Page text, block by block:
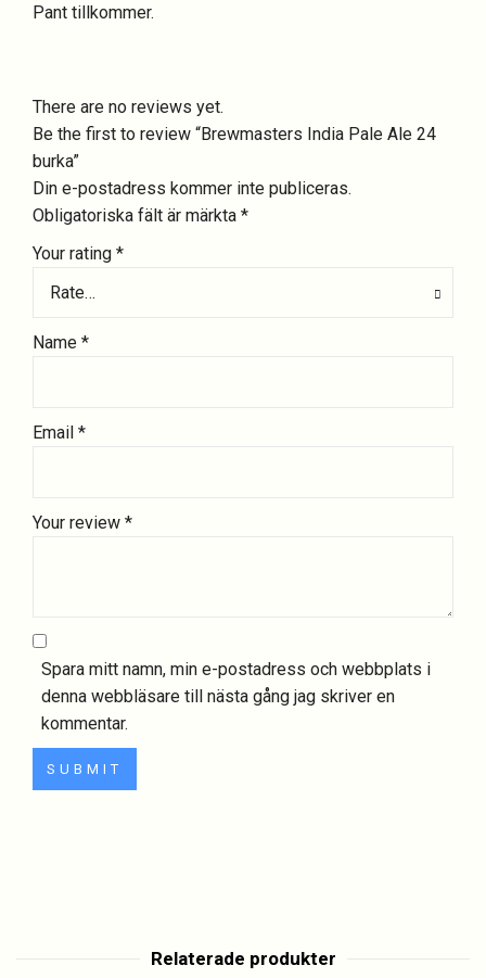
Pant tillkommer.
There are no reviews yet.
Be the first to review “Brewmasters India Pale Ale 24
burka”
Din e-postadress kommer inte publiceras.
Obligatoriska fält är märkta *
Your rating *
Rate…
Your review *
Name *
Email *
Spara mitt namn, min e-postadress och webbplats i
denna webbläsare till nästa gång jag skriver en
kommentar.
Relaterade produkter